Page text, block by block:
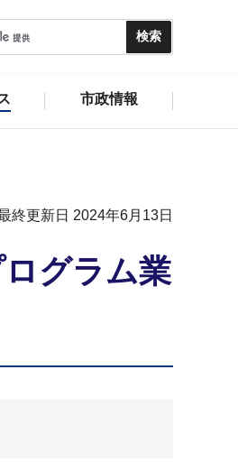
市政情報
終更新日 2024年6月13日
グラム業